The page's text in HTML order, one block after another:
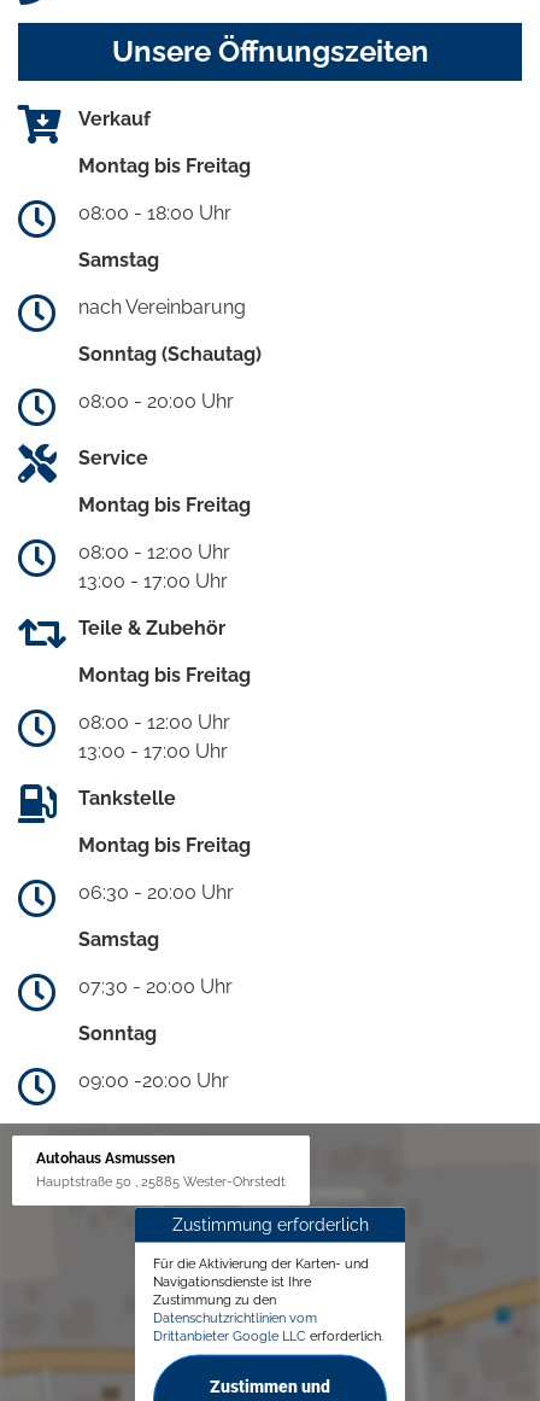
Unsere Öffnungszeiten
Verkauf
Montag bis Freitag
08:00 - 18:00 Uhr
Samstag
nach Vereinbarung
Sonntag (Schautag)
08:00 - 20:00 Uhr
Service
Montag bis Freitag
08:00 - 12:00 Uhr
13:00 - 17:00 Uhr
Teile & Zubehör
Montag bis Freitag
08:00 - 12:00 Uhr
13:00 - 17:00 Uhr
Tankstelle
Montag bis Freitag
06:30 - 20:00 Uhr
Samstag
07:30 - 20:00 Uhr
Sonntag
09:00 -20:00 Uhr
Autohaus Asmussen
Hauptstraße 50 , 25885 Wester-Ohrstedt
Zustimmung erforderlich
Für die Aktivierung der Karten- und
Navigationsdienste ist Ihre
Zustimmung zu den
Datenschutzrichtlinien vom
Drittanbieter Google LLC erforderlich.
Zustimmen und